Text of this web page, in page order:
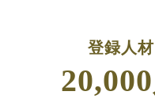
登録人材
20,000